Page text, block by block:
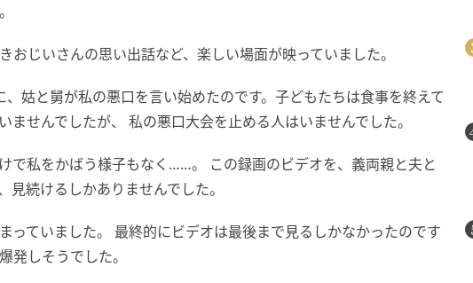
おじいさんの思い出話など、楽しい場面が映っていました。
姑と舅が私の悪口を言い始めたのです。子どもたちは食事を終えて
ませんでしたが、 私の悪口大会を止める人はいませんでした。
で私をかばう様子もなく……。 この録画のビデオを、義両親と夫と
続けるしかありませんでした。
っていました。 最終的にビデオは最後まで見るしかなかったのです
発しそうでした。